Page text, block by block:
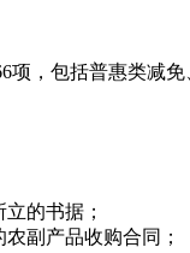
，包括普惠类减
的书据；
副产品收购合同；